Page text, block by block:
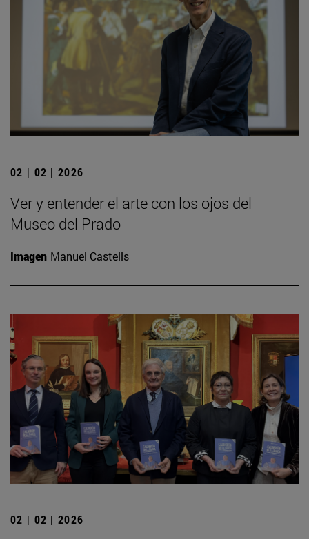
02 | 02 | 2026
Ver y entender el arte con los ojos del
Museo del Prado
Imagen Manuel Castells
02 | 02 | 2026